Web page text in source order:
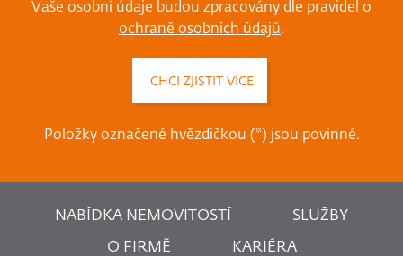
Vaše osobní údaje budou zpracovány dle pravidel o
ochraně osobních údajů.
Položky označené hvězdičkou (*) jsou povinné.
NABÍDKA NEMOVITOSTÍ SLUŽBY
O FIRMĚ KARIÉRA